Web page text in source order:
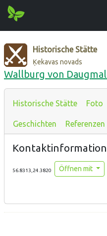
Historische Stätte
Ķekavas novads
Wallburg von
Historische Stätte Foto
Geschichten Referenzen
Kontaktinformation
56.8313,24.3820 Öffnen mit